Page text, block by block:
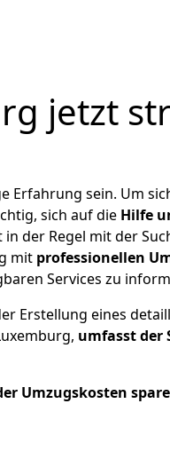
jetzt
Erfahrung sein. Um
sich auf die Hilfe
der Regel mit der
mit professionellen
Services zu
Erstellung eines
umfasst der
Umzugskosten